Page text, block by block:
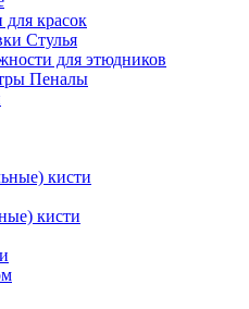
красок
Стулья
для этюдников
Пеналы
кисти
кисти